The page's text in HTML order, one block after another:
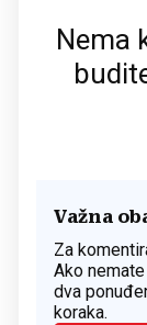
Nema
Važna
Za
Ako
dva
koraka.